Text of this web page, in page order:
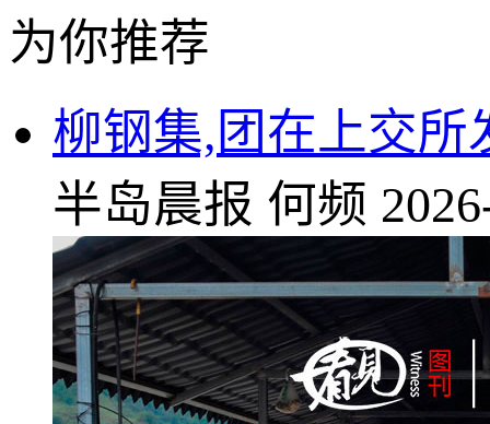
为你推荐
柳钢集,团在上交所
半岛晨报 何频